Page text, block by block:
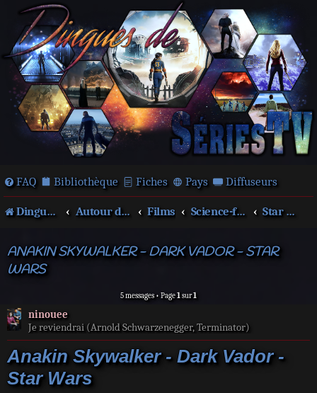
FAQ Bibliothèque Fiches Pays Diffuseurs
Dingues de séries télé ! Autour des films et séries Films Science-fiction Star Wars
ANAKIN SKYWALKER - DARK VADOR - STAR
WARS
5 messages • Page1sur1
ninouee
Je reviendrai (Arnold Schwarzenegger, Terminator)
Anakin Skywalker - Dark Vador -
Star Wars